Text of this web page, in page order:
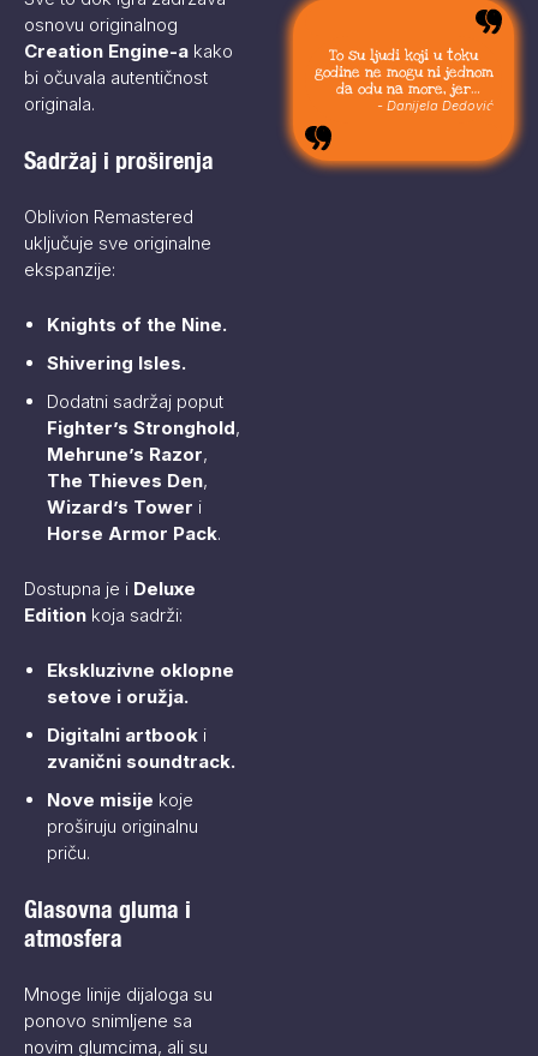
osnovu originalnog
Creation Engine-a kako
bi očuvala autentičnost
originala.​
Sadržaj i proširenja
Oblivion Remastered
uključuje sve originalne
ekspanzije:​
Knights of the Nine.
Shivering Isles.
Dodatni sadržaj poput
Fighter’s Stronghold,
Mehrune’s Razor,
The Thieves Den,
Wizard’s Tower i
Horse Armor Pack.​
Dostupna je i Deluxe
Edition koja sadrži:​
Ekskluzivne oklopne
setove i oružja.
Digitalni artbooki
zvanični soundtrack.
Nove misije koje
proširuju originalnu
priču.
Glasovna gluma i
atmosfera
Mnoge linije dijaloga su
ponovo snimljene sa
novim glumcima, ali su
To su ljudi koji u toku
godine ne mogu ni jednom
da odu na more, jer
moraju da budu uvek sa
- Danijela Dedović